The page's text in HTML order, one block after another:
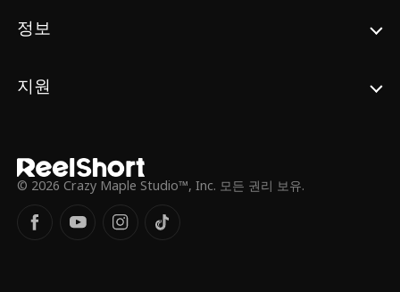
정보
지원
© 2026 Crazy Maple Studio™, Inc. 모든 권리 보유.